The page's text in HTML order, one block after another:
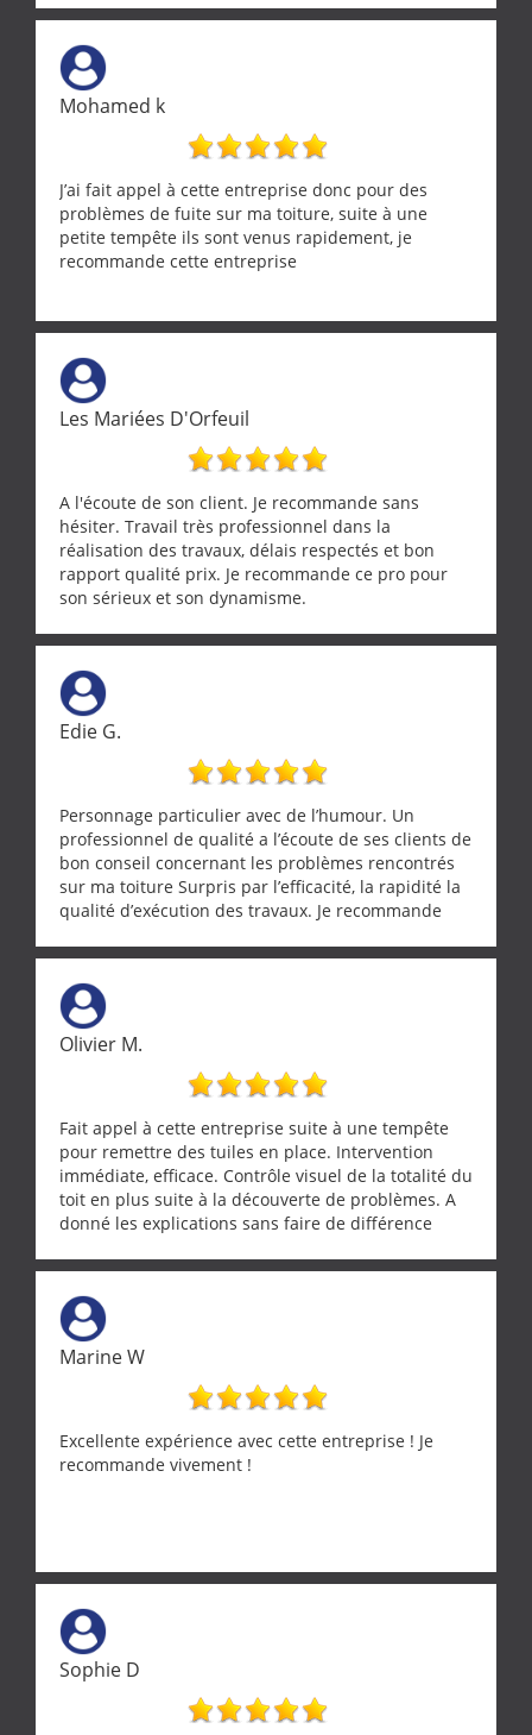
récupérateur d'eau, tout a été parfaitement mis en
œuvre sans besoin d'y revenir. confiance assurée.
Mohamed k
J’ai fait appel à cette entreprise donc pour des
problèmes de fuite sur ma toiture, suite à une
petite tempête ils sont venus rapidement, je
recommande cette entreprise
Les Mariées D'Orfeuil
A l'écoute de son client. Je recommande sans
hésiter. Travail très professionnel dans la
réalisation des travaux, délais respectés et bon
rapport qualité prix. Je recommande ce pro pour
son sérieux et son dynamisme.
Edie G.
Personnage particulier avec de l’humour. Un
professionnel de qualité a l’écoute de ses clients de
bon conseil concernant les problèmes rencontrés
sur ma toiture Surpris par l’efficacité, la rapidité la
qualité d’exécution des travaux. Je recommande
Olivier M.
Fait appel à cette entreprise suite à une tempête
pour remettre des tuiles en place. Intervention
immédiate, efficace. Contrôle visuel de la totalité du
toit en plus suite à la découverte de problèmes. A
donné les explications sans faire de différence
Marine W
Excellente expérience avec cette entreprise ! Je
recommande vivement !
Sophie D